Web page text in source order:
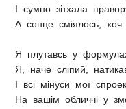
І сумно зітхала
А сонце сміялось,
Я плутавсь у
Я, наче сліпий,
І всі мінуси мої
На вашім обличчі у